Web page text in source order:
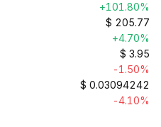
+101.80%
$ 205.77
+4.70%
$ 3.95
-1.50%
$ 0.03094242
-4.10%